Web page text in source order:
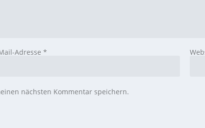
Adresse*
nächsten Kommentar speichern.